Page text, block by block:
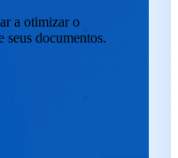
a otimizar o
seus documentos.